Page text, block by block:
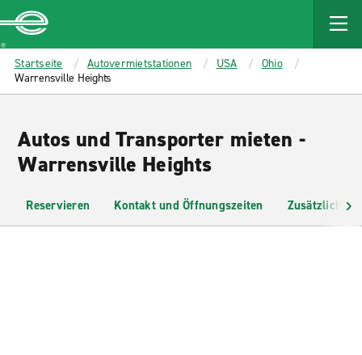
MAIN
CONTENT
Enterprise
Startseite Autovermietstationen USA
Ohio
Warrensville Heights
Autos und Transporter mieten -
Warrensville Heights
Reservieren Kontakt und Öffnungszeiten Zusätzliche